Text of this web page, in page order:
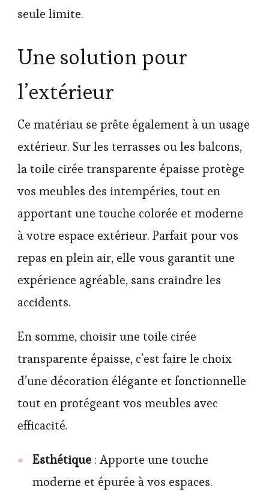
seule limite.
Une solution pour
l’extérieur
Ce matériau se prête également à un usage
extérieur. Sur les terrasses ou les balcons,
la toile cirée transparente épaisse protège
vos meubles des intempéries, tout en
apportant une touche colorée et moderne
à votre espace extérieur. Parfait pour vos
repas en plein air, elle vous garantit une
expérience agréable, sans craindre les
accidents.
En somme, choisir une toile cirée
transparente épaisse, c’est faire le choix
d’une décoration élégante et fonctionnelle
tout en protégeant vos meubles avec
efficacité.
Esthétique : Apporte une touche
moderne et épurée à vos espaces.